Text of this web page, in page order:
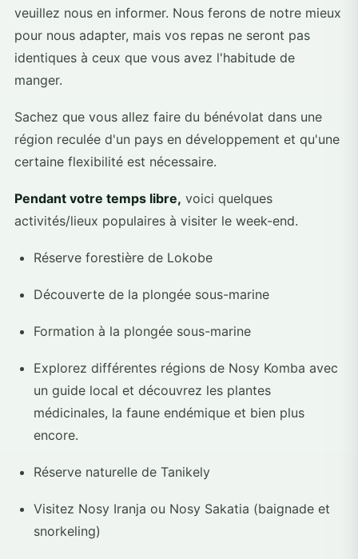
veuillez nous en informer. Nous ferons de notre mieux
pour nous adapter, mais vos repas ne seront pas
identiques à ceux que vous avez l'habitude de
manger.
Sachez que vous allez faire du bénévolat dans une
région reculée d'un pays en développement et qu'une
certaine flexibilité est nécessaire.
Pendant votre temps libre, voici quelques
activités/lieux populaires à visiter le week-end.
Réserve forestière de Lokobe
Découverte de la plongée sous-marine
Formation à la plongée sous-marine
Explorez différentes régions de Nosy Komba avec
un guide local et découvrez les plantes
médicinales, la faune endémique et bien plus
encore.
Réserve naturelle de Tanikely
Visitez Nosy Iranja ou Nosy Sakatia (baignade et
snorkeling)